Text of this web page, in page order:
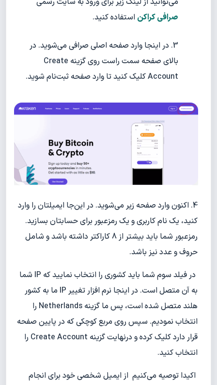
صرافی کراکن استفاده کنید.
در اینجا وارد صفحه اصلی صرافی می‌شوید. در
بالای صفحه سمت راست روی گزینه Create
Account کلیک کنید تا وارد صفحه ثبت‌نام شوید.
4. اکنون وارد صفحه زیر می‌شوید. در این‌جا ایمیلتان را وارد
کنید، یک نام کاربری و یک رمز‌عبور برای حسابتان بسازید.
رمزعبور شما باید بیشتر از 8 کاراکتر داشته باشد و شامل
حروف و عدد نیز باشد.
در فیلد سوم شما باید کشوری را انتخاب نمایید که IP شما
به آن متصل است. در اینجا نرم افزار تغییر IP ما به کشور
هلند متصل شده است، پس ما گزینه Netherlands را
انتخاب نمودیم. سپس روی مربع کوچکی که در پایین صفحه
قرار دارد کلیک کرده و درنهایت گزینه Create Account را
انتخاب کنید.
اکیدا توصیه می‌کنیم از ایمیل شخصی خود برای انجام